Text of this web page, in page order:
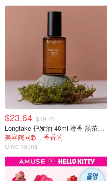
$23.64 $39.76
Longtake 护发油 40ml 檀香 黑茶无花果
美容院同款，香香的
Olive Young